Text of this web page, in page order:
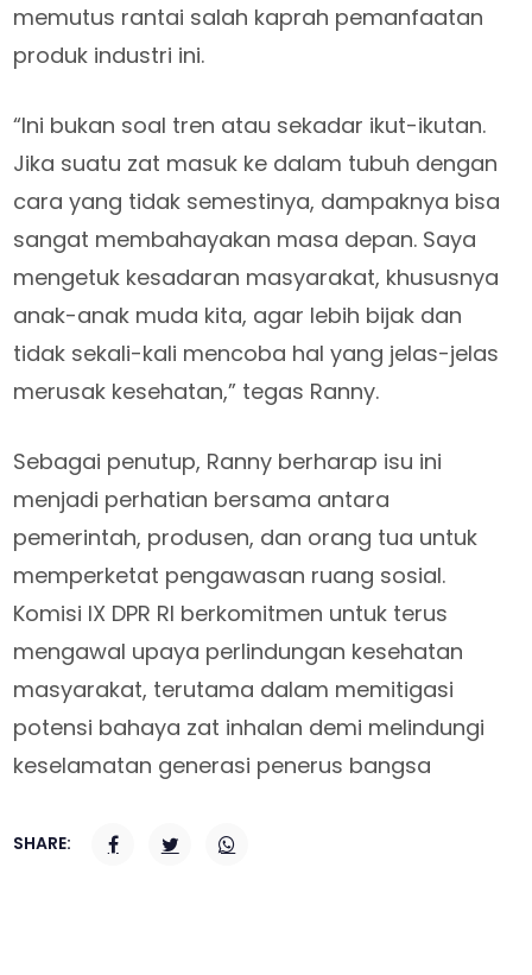
memutus rantai salah kaprah pemanfaatan
produk industri ini.
“Ini bukan soal tren atau sekadar ikut-ikutan.
Jika suatu zat masuk ke dalam tubuh dengan
cara yang tidak semestinya, dampaknya bisa
sangat membahayakan masa depan. Saya
mengetuk kesadaran masyarakat, khususnya
anak-anak muda kita, agar lebih bijak dan
tidak sekali-kali mencoba hal yang jelas-jelas
merusak kesehatan,” tegas Ranny.
Sebagai penutup, Ranny berharap isu ini
menjadi perhatian bersama antara
pemerintah, produsen, dan orang tua untuk
memperketat pengawasan ruang sosial.
Komisi IX DPR RI berkomitmen untuk terus
mengawal upaya perlindungan kesehatan
masyarakat, terutama dalam memitigasi
potensi bahaya zat inhalan demi melindungi
keselamatan generasi penerus bangsa
SHARE: